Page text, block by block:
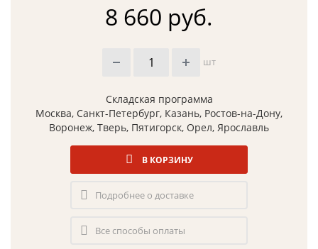
8 660 руб.
шт
Складская программа
Москва, Санкт-Петербург, Казань, Ростов-на-Дону,
Воронеж, Тверь, Пятигорск, Орел, Ярославль
В КОРЗИНУ
Подробнее о доставке
Все способы оплаты